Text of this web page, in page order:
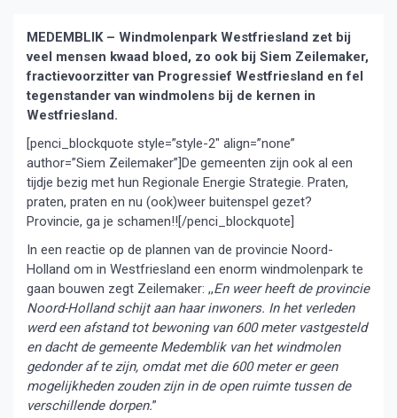
MEDEMBLIK – Windmolenpark Westfriesland zet bij
veel mensen kwaad bloed, zo ook bij Siem Zeilemaker,
fractievoorzitter van Progressief Westfriesland en fel
tegenstander van windmolens bij de kernen in
Westfriesland.
[penci_blockquote style=”style-2″ align=”none”
author=”Siem Zeilemaker”]De gemeenten zijn ook al een
tijdje bezig met hun Regionale Energie Strategie. Praten,
praten, praten en nu (ook)weer buitenspel gezet?
Provincie, ga je schamen!![/penci_blockquote]
In een reactie op de plannen van de provincie Noord-
Holland om in Westfriesland een enorm windmolenpark te
gaan bouwen zegt Zeilemaker: ,,En weer heeft de provincie
Noord-Holland schijt aan haar inwoners. In het verleden
werd een afstand tot bewoning van 600 meter vastgesteld
en dacht de gemeente Medemblik van het windmolen
gedonder af te zijn, omdat met die 600 meter er geen
mogelijkheden zouden zijn in de open ruimte tussen de
verschillende dorpen.”